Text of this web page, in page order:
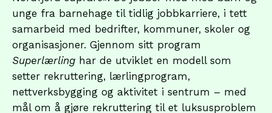
unge fra barnehage til tidlig jobbkarriere, i tett
samarbeid med bedrifter, kommuner, skoler og
organisasjoner. Gjennom sitt program
Superlærling har de utviklet en modell som
setter rekruttering, lærlingprogram,
nettverksbygging og aktivitet i sentrum – med
mål om å gjøre rekruttering til et luksusproblem